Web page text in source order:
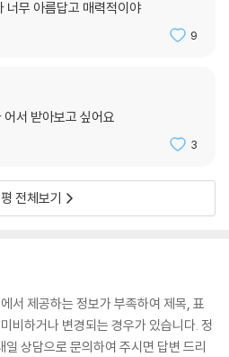
너무 아름답고 매력적이야
9
서 받아보고 싶어요
3
전체보기
서 제공하는 정보가 부족하여 제목, 표
비하거나 변경되는 경우가 있습니다. 정
상담으로 문의하여 주시면 답변 드리